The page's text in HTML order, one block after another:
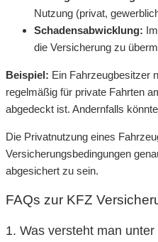
Nutzung (privat,
Schadensabwicklung:
die Versicherung zu
Beispiel: Ein Fahrzeugbesitzer
regelmäßig für private Fahrten
abgedeckt ist. Andernfalls
Die Privatnutzung eines
Versicherungsbedingungen
abgesichert zu sein.
FAQs zur KFZ
1. Was versteht man